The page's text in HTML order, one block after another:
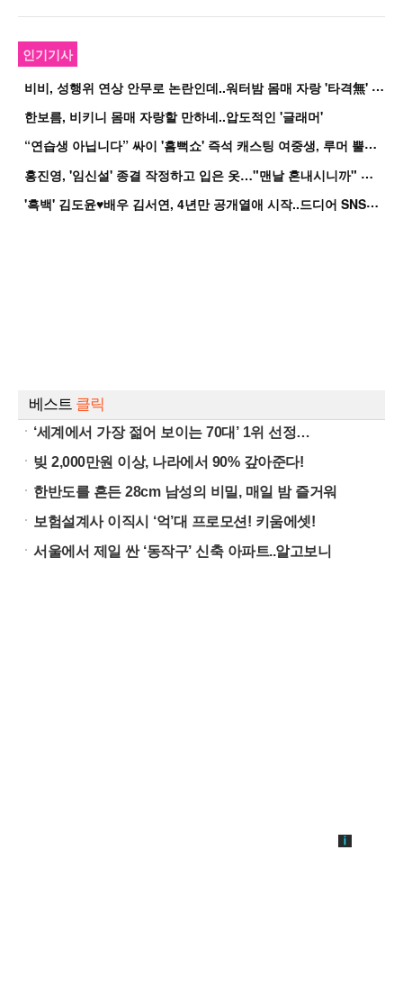
인기기사
비
비, 성행위 연상 안무로 논란인데..워터밤 몸매 자랑 '타격無' 근황
한보름, 비키니 몸매 자랑할 만하네..압도적인 '글래머'
“
연습생 아닙니다” 싸이 '흠뻑쇼' 즉석 캐스팅 여중생, 루머 뿔났다[Oh!쎈 이...
홍
진영, '임신설' 종결 작정하고 입은 옷…"맨날 혼내시니까" 억울
'
흑백' 김도윤♥배우 김서연, 4년만 공개열애 시작..드디어 SNS에 노출 [핫피...